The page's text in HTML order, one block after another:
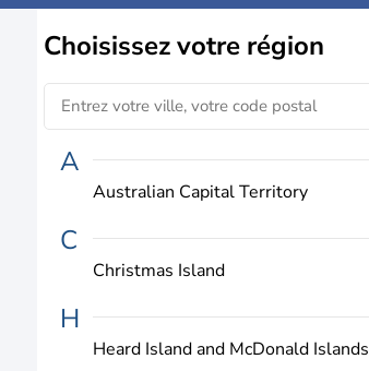
Choisissezvotre région
A
Australian Capital Territory
C
Christmas Island
H
Heard Island and McDonald Islands